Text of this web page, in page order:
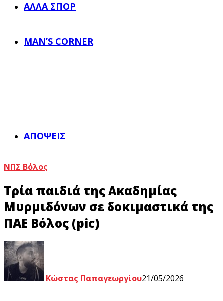
ΆΛΛΑ ΣΠΟΡ
MAN’S CORNER
ΑΠΌΨΕΙΣ
ΝΠΣ Βόλος
Τρία παιδιά της Ακαδημίας
Μυρμιδόνων σε δοκιμαστικά της
ΠΑΕ Βόλος (pic)
Κώστας Παπαγεωργίου21/05/2026